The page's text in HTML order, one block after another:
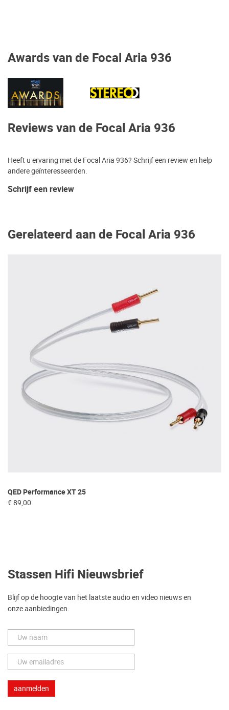
Awards van de Focal Aria 936
Reviews van de Focal Aria 936
Heeft u ervaring met de Focal Aria 936? Schrijf een review en help
andere geïnteresseerden.
Schrijf een review
Gerelateerd aan de Focal Aria 936
QED Performance XT 25
€ 89,00
Stassen Hifi Nieuwsbrief
Blijf op de hoogte van het laatste audio en video nieuws en
onze aanbiedingen.